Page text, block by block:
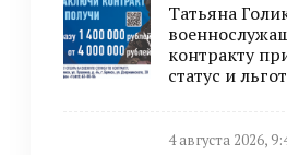
Татьяна
контракту
статус и
4 августа 2026,